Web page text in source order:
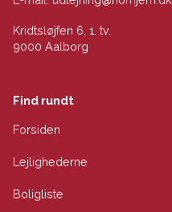
Kridtsløjfen 6, 1. tv.
9000 Aalborg
Find rundt
Forsiden
Lejlighederne
Boligliste